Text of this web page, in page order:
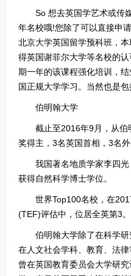
So 想去英国学艺术或传媒
年名校哦!您除了可以直接申
北京大学英国留学预科班，
得英国谢菲尔大学等名校的
期一年的该课程强化培训，
国正规大学学习。当然也是
伯明翰大学
截止至2016年9月，从伯
奖得主，3名英国首相，3名外
我国著名地质学家李四光
获得自然科学博士学位。
世界Top100名校，在
(TEF)评估中，位居全英第3。
伯明翰大学除了在科学研
在人文社会学科、教育、法
曾在英国教育委员会大学研